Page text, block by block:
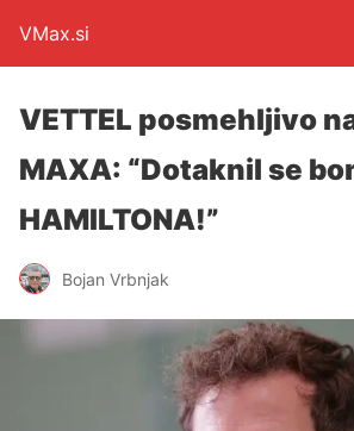
VMax.si
VETTEL posmehljivo
MAXA: “Dotaknil se
HAMILTONA!”
Bojan Vrbnjak